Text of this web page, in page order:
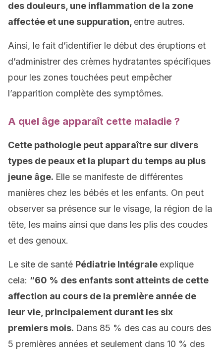
des douleurs, une inflammation de la zone
affectée et une suppuration, entre autres.
Ainsi, le fait d’identifier le début des éruptions et
d’administrer des crèmes hydratantes spécifiques
pour les zones touchées peut empêcher
l’apparition complète des symptômes.
A quel âge apparaît cette maladie ?
Cette pathologie peut apparaître sur divers
types de peaux et la plupart du temps au plus
jeune âge. Elle se manifeste de différentes
manières chez les bébés et les enfants. On peut
observer sa présence sur le visage, la région de la
tête, les mains ainsi que dans les plis des coudes
et des genoux.
Le site de santé Pédiatrie Intégrale explique
cela: “60 % des enfants sont atteints de cette
affection au cours de la première année de
leur vie, principalement durant les six
premiers mois. Dans 85 % des cas au cours des
5 premières années et seulement dans 10 % des